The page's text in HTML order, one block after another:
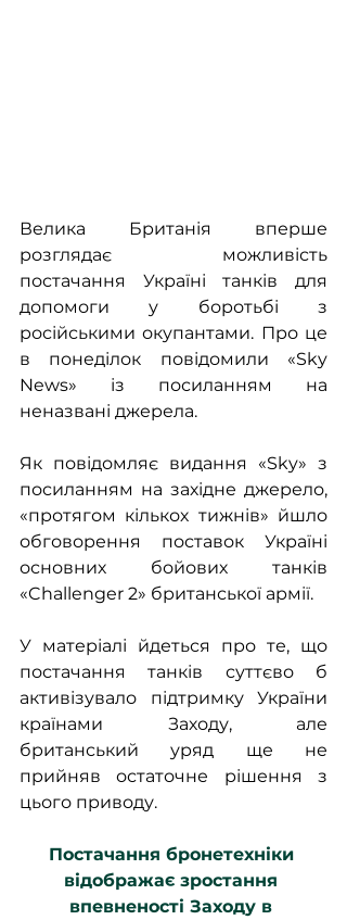
Велика Британія вперше
розглядає можливість
постачання Україні танків для
допомоги у боротьбі з
російськими окупантами. Про це
в понеділок повідомили «Sky
News» із посиланням на
неназвані джерела.
Як повідомляє видання «Sky» з
посиланням на західне джерело,
«протягом кількох тижнів» йшло
обговорення поставок Україні
основних бойових танків
«Challenger 2» британської армії.
У матеріалі йдеться про те, що
постачання танків суттєво б
активізувало підтримку України
країнами Заходу, але
британський уряд ще не
прийняв остаточне рішення з
цього приводу.
Постачання бронетехніки
відображає зростання
впевненості Заходу в